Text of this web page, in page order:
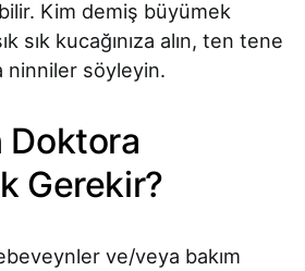
Kim demiş büyümek
sık kucağınıza alın, ten tene
ninniler söyleyin.
Doktora
Gerekir?
ve/veya bakım